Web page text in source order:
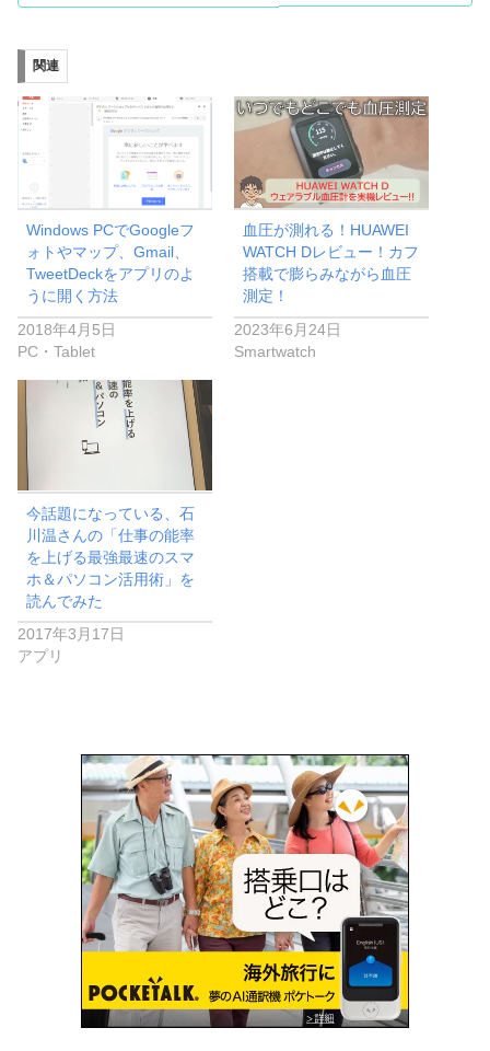
関連
Windows PCでGoogleフ
ォトやマップ、Gmail、
TweetDeckをアプリのよ
うに開く方法
2018年4月5日
PC・Tablet
血圧が測れる！HUAWEI
WATCH Dレビュー！カフ
搭載で膨らみながら血圧
測定！
2023年6月24日
Smartwatch
今話題になっている、石
川温さんの「仕事の能率
を上げる最強最速のスマ
ホ＆パソコン活用術」を
読んでみた
2017年3月17日
アプリ